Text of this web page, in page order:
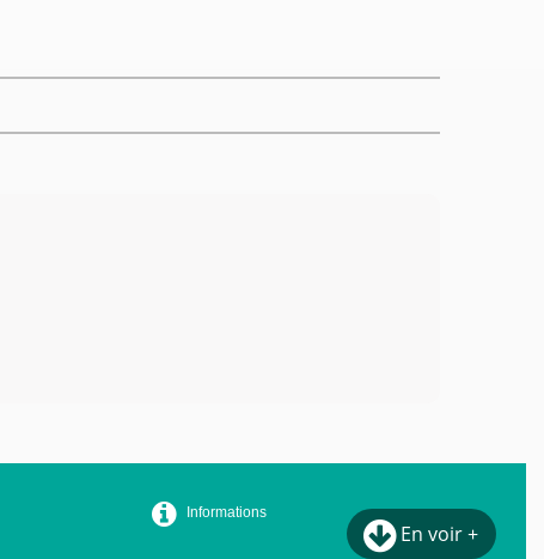
En voir +
Informations